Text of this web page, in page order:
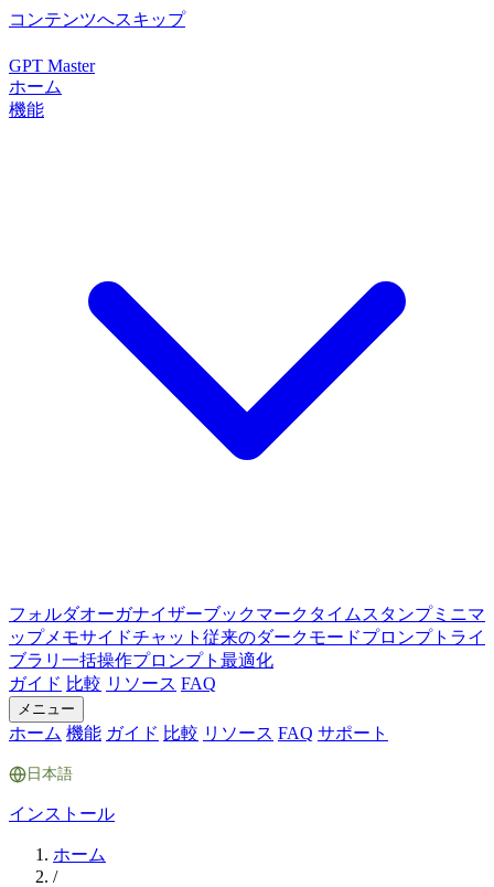
コンテンツへスキップ
GPT Master
ホーム
機能
フォルダオーガナイザーブックマーク タイムスタンプミニマ
ップメモサイドチャット 従来のダークモードプロンプトライ
ブラリ 一括操作プロンプト最適化
ガイド 比較 リソース FAQ
メニュー
ホーム 機能 ガイド 比較 リソース FAQ サポート
日本語
インストール
ホーム
/